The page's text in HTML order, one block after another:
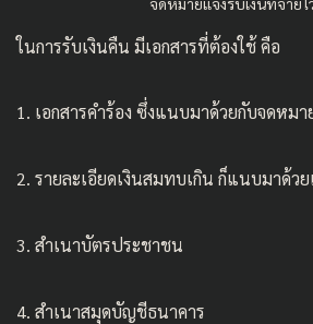
ในการรับเงินคืน มีเอกสารที่ต้องใช้ คือ
1. เอกสารคำร้อง ซึ่งแนบมาด้วยกับจดหมา
2. รายละเอียดเงินสมทบเกิน ก็แนบมาด้ว
3. สำเนาบัตรประชาชน
4. สำเนาสมุดบัญชีธนาคาร